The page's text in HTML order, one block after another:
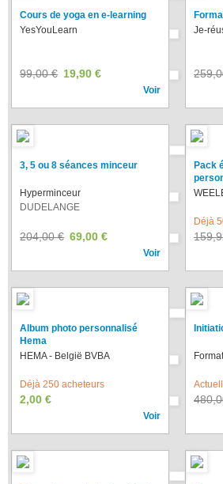
Cours de yoga en e-learning
YesYouLearn
Je-
99,00 € 19,90 €
Voir
3, 5 ou 8 séances minceur
Pack
Hyperminceur
DUDELANGE
204,00 € 69,00 €
Voir
Déjà
Album photo personnalisé
Hema
HEMA - België BVBA
Déjà 250 acheteurs
2,00 €
Voir